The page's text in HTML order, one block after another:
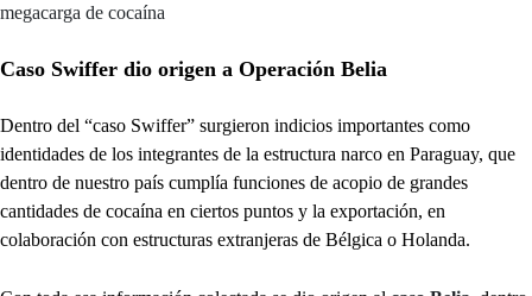
megacarga de cocaína
Caso Swiffer dio origen a Operación Belia
Dentro del “caso Swiffer” surgieron indicios importantes como
identidades de los integrantes de la estructura narco en Paraguay, que
dentro de nuestro país cumplía funciones de acopio de grandes
cantidades de cocaína en ciertos puntos y la exportación, en
colaboración con estructuras extranjeras de Bélgica o Holanda.